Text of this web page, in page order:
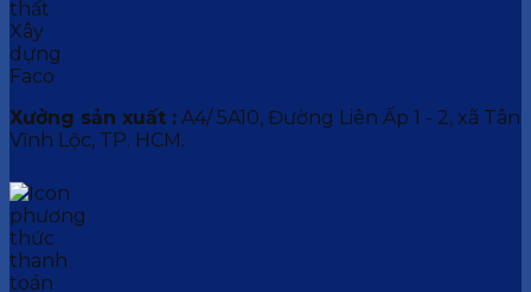
Xưởng sản xuất : A4/ 5A10, Đường Liên Ấp 1 - 2, xã Tân
Vĩnh Lộc, TP. HCM.